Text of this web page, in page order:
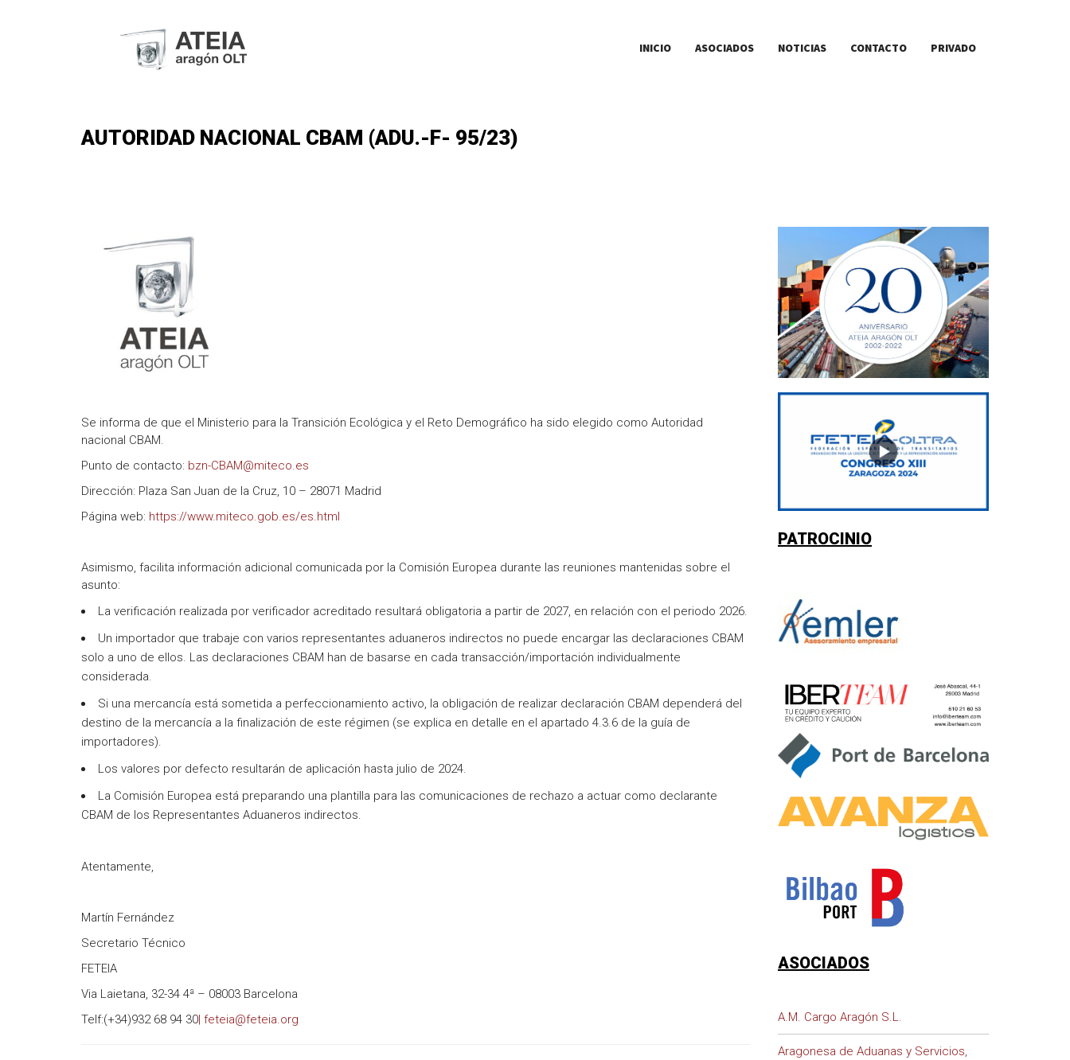
INICIO ASOCIADOS NOTICIAS CONTACTO PRIVADO
AUTORIDAD NACIONAL CBAM (ADU.-F- 95/23)
Se informa de que el Ministerio para la Transición Ecológica y el Reto Demográfico ha sido elegido como Autoridad
nacional CBAM.
Punto de contacto: bzn-CBAM@miteco.es
Dirección: Plaza San Juan de la Cruz, 10 – 28071 Madrid
Página web: https://www.miteco.gob.es/es.html
Asimismo, facilita información adicional comunicada por la Comisión Europea durante las reuniones mantenidas sobre el
asunto:
La verificación realizada por verificador acreditado resultará obligatoria a partir de 2027, en relación con el periodo 2026.
Un importador que trabaje con varios representantes aduaneros indirectos no puede encargar las declaraciones CBAM
solo a uno de ellos. Las declaraciones CBAM han de basarse en cada transacción/importación individualmente
considerada.
Si una mercancía está sometida a perfeccionamiento activo, la obligación de realizar declaración CBAM dependerá del
destino de la mercancía a la finalización de este régimen (se explica en detalle en el apartado 4.3.6 de la guía de
importadores).
Los valores por defecto resultarán de aplicación hasta julio de 2024.
La Comisión Europea está preparando una plantilla para las comunicaciones de rechazo a actuar como declarante
CBAM de los Representantes Aduaneros indirectos.
Atentamente,
Martín Fernández
Secretario Técnico
FETEIA
Via Laietana, 32-34 4ª – 08003 Barcelona
Telf:(+34)932 68 94 30| feteia@feteia.org
PATROCINIO
ASOCIADOS
A.M. Cargo Aragón S.L.
Aragonesa de Aduanas y Servicios,